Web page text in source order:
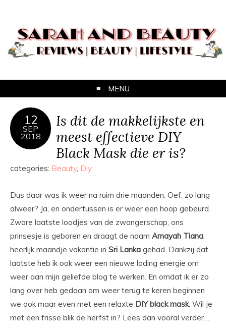
MENU
12
SEP
2018
Is dit de makkelijkste en
meest effectieve DIY
Black Mask die er is?
categories: Beauty, Diy
Dus daar was ik weer na ruim drie maanden. Oef, zo lang
alweer? Ja, en ondertussen is er weer een hoop gebeurd.
Zware laatste loodjes van de zwangerschap, ons
prinsesje is geboren en draagt de naam Amayah Tiana,
heerlijk maandje vakantie in Sri Lanka gehad. Dankzij dat
laatste heb ik ook weer een nieuwe lading energie om
weer aan mijn geliefde blog te werken. En omdat ik er zo
lang over heb gedaan om weer terug te keren beginnen
we ook maar even met een relaxte DIY black mask. Wil je
met een frisse blik de herfst in? Lees dan vooral verder…